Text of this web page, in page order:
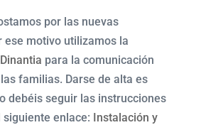
por las nuevas
ese motivo utilizamos la
Dinantia para la comunicación
familias. Darse de alta es
debéis seguir las instrucciones
enlace: Instalación y